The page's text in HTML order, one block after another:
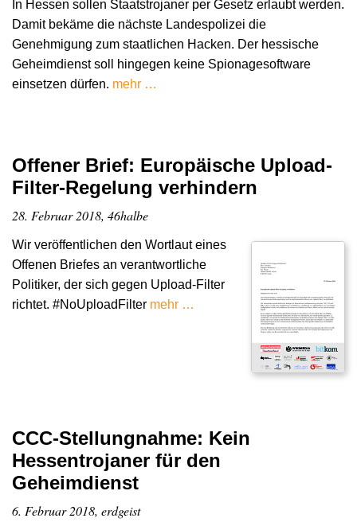
In Hessen sollen Staatstrojaner per Gesetz erlaubt werden.
Damit bekäme die nächste Landespolizei die
Genehmigung zum staatlichen Hacken. Der hessische
Geheimdienst soll hingegen keine Spionagesoftware
einsetzen dürfen. mehr …
Offener Brief: Europäische Upload-
Filter-Regelung verhindern
28. Februar 2018, 46halbe
Wir veröffentlichen den Wortlaut eines
Offenen Briefes an verantwortliche
Politiker, der sich gegen Upload-Filter
richtet. #NoUploadFilter mehr …
CCC-Stellungnahme: Kein
Hessentrojaner für den
Geheimdienst
6. Februar 2018, erdgeist